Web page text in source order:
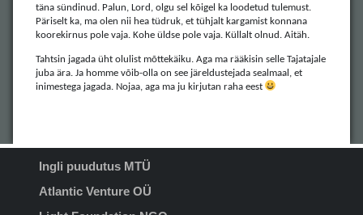
täna sündinud. Palun, Lord, olgu sel kõigel ka loodetud tulemust.
Päriselt ka, ma olen nii hea tüdruk, et tühjalt kargamist konnana
koorekirnus pole vaja. Kohe üldse pole vaja. Küllalt olnud. Aitäh.
Tahtsin jagada üht olulist mõttekäiku. Aga ma rääkisin selle Tajatajale
juba ära. Ja homme võib-olla on see järeldustejada sealmaal, et
inimestega jagada. Nojaa, aga ma ju kirjutan raha eest
Ingli puudutus MTÜ
Atlantic Venture OÜ